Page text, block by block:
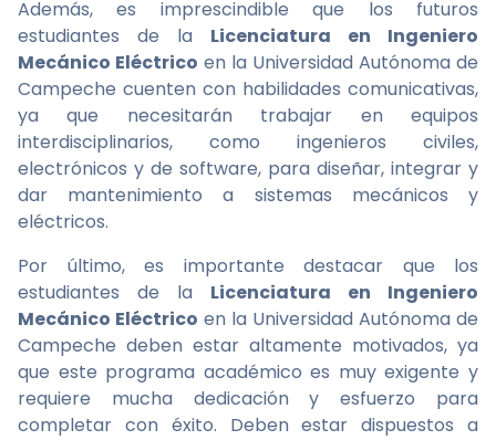
Además, es imprescindible que los futuros
estudiantes de la Licenciatura en Ingeniero
Mecánico Eléctrico en la Universidad Autónoma de
Campeche cuenten con habilidades comunicativas,
ya que necesitarán trabajar en equipos
interdisciplinarios, como ingenieros civiles,
electrónicos y de software, para diseñar, integrar y
dar mantenimiento a sistemas mecánicos y
eléctricos.
Por último, es importante destacar que los
estudiantes de la Licenciatura en Ingeniero
Mecánico Eléctrico en la Universidad Autónoma de
Campeche deben estar altamente motivados, ya
que este programa académico es muy exigente y
requiere mucha dedicación y esfuerzo para
completar con éxito. Deben estar dispuestos a